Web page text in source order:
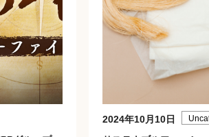
2024年10月10日